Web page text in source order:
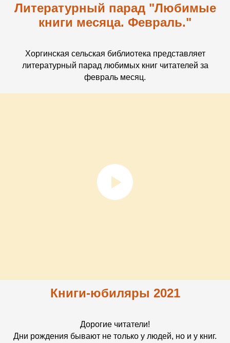
Литературный парад "Любимые
книги месяца. Февраль."
Хоргинская сельская библиотека представляет
литературный парад любимых книг читателей за
февраль месяц.
Книги-юбиляры 2021
Дорогие читатели!
Дни рождения бывают не только у людей, но и у книг.